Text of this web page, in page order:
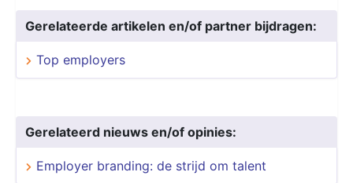
Gerelateerde artikelen en/of partner bijdragen:
Top employers
Gerelateerd nieuws en/of opinies:
Employer branding: de strijd om talent